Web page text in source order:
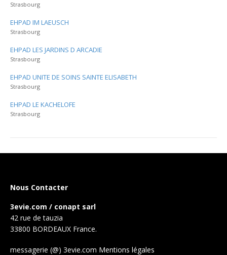
Strasbourg
EHPAD IM LAEUSCH
Strasbourg
EHPAD LES JARDINS D ARCADIE
Strasbourg
EHPAD UNITE DE SOINS SAINTE ELISABETH
Strasbourg
EHPAD LE KACHELOFE
Strasbourg
Nous Contacter
3evie.com / conapt sarl
42 rue de tauzia
33800 BORDEAUX France.
messagerie (@) 3evie.com Mentions légales